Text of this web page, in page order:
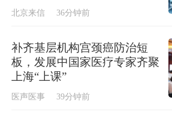
北京来信 36分钟前
补齐基层机构宫颈癌防治短
板，发展中国家医疗专家齐聚
上海“上课”
医声医事 39分钟前